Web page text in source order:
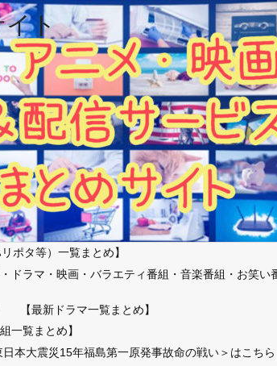
イト
ポタ等）一覧まとめ】
ドラマ・映画・バラエティ番組・音楽番組・お笑
【最新ドラマ一覧まとめ】
一覧まとめ】
本大震災15年福島第一原発事故命の戦い＞はこちら